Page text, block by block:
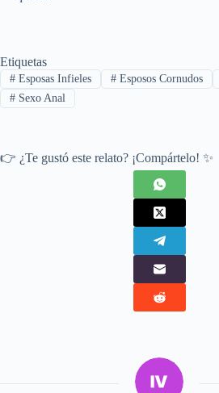
Etiquetas
#Esposas Infieles #Esposos Cornudos
#Sexo Anal
👉 ¿Te gustó este relato? ¡Compártelo! ✨